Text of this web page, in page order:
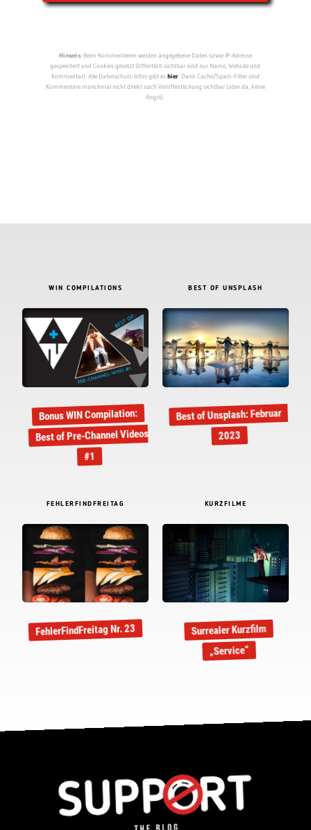
Hinweis:Beim Kommentieren werden angegebene Daten sowie IP-Adresse
gespeichert und Cookies gesetzt (öffentlich sichtbar sind nur Name, Website und
Kommentar). Alle Datenschutz-Infos gibt eshier. Dank Cache/Spam-Filter sind
Kommentare manchmal nicht direkt nach Veröffentlichung sichtbar (aber da, keine
Angst).
WIN COMPILATIONS
Bonus WIN Compilation:
Best of Pre-Channel Videos
#1
BEST OF UNSPLASH
Best of Unsplash: Februar
2023
FEHLERFINDFREITAG
FehlerFindFreitag Nr. 23
KURZFILME
Surrealer Kurzfilm
„Service“